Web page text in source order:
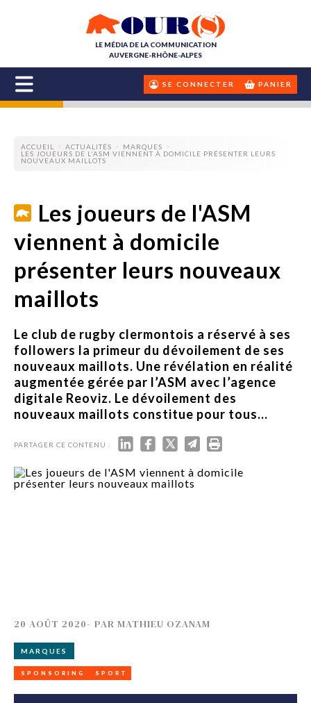
LE MÉDIA DE LA COMMUNICATION
AUVERGNE-RHÔNE-ALPES
SE CONNECTER PANIER
ACCUEIL ACTUALITÉS
MARQUES
LES JOUEURS DE L'ASM VIENNENT À DOMICILE PRÉSENTER LEURS
NOUVEAUX MAILLOTS
Les joueurs de l'ASM
viennent à domicile
présenter leurs nouveaux
maillots
Le club de rugby clermontois a réservé à ses
followers la primeur du dévoilement de ses
nouveaux maillots. Une révélation en réalité
augmentée gérée par l’ASM avec l’agence
digitale Reoviz. Le dévoilement des
nouveaux maillots constitue pour tous...
PARTAGER CE CONTENU :
20 AOÛT 2020- PAR MATHIEU OZANAM
MARQUES
SPONSORING SPORT